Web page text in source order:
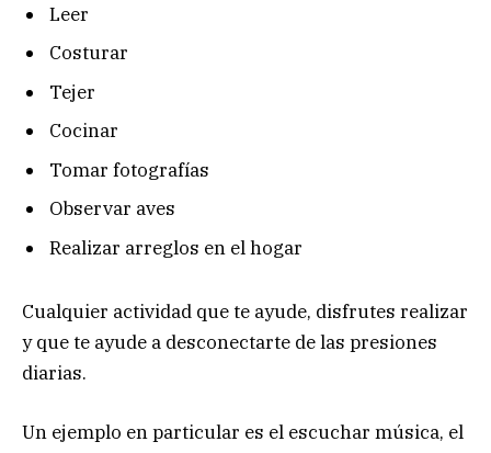
Leer
Costurar
Tejer
Cocinar
Tomar fotografías
Observar aves
Realizar arreglos en el hogar
Cualquier actividad que te ayude, disfrutes realizar
y que te ayude a desconectarte de las presiones
diarias.
Un ejemplo en particular es el escuchar música, el